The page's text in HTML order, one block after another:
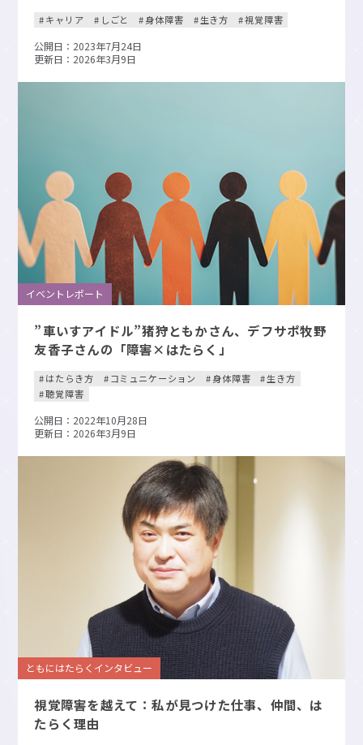
キャリア しごと 身体障害 生き方 視覚障害
公開日：2023年7月24日
更新日：2026年3月9日
イベントレポート
”車いすアイドル”猪狩ともかさん、デフサポ牧野
友香子さんの「障害×はたらく」
はたらき方 コミュニケーション 身体障害
生き方
聴覚障害
公開日：2022年10月28日
更新日：2026年3月9日
ともにはたらくインタビュー
視覚障害を越えて：私が見つけた仕事、仲間、は
たらく理由